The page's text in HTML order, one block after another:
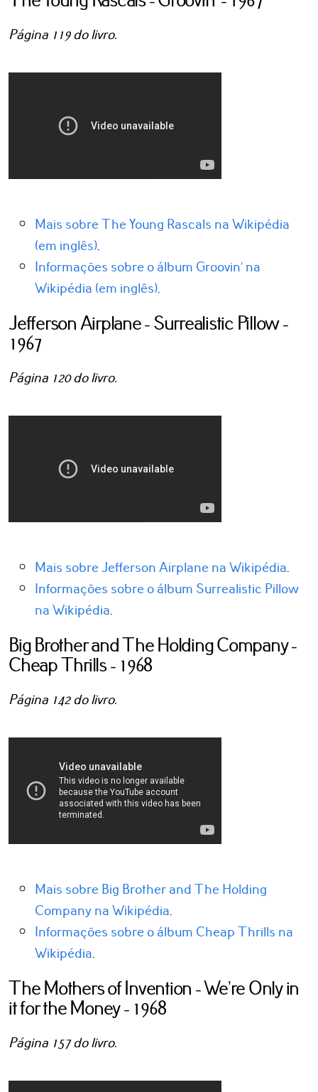
Página 119 do livro.
Mais sobre The Young Rascals na Wikipédia
(em inglês)
Informações sobre o álbum Groovin’ na
Wikipédia (em inglês)
Jefferson Airplane - Surrealistic Pillow -
1967
Página 120 do livro.
Mais sobre Jefferson Airplane na Wikipédia
Informações sobre o álbum Surrealistic Pillow
na Wikipédia
Big Brother and The Holding Company -
Cheap Thrills - 1968
Página 142 do livro.
Mais sobre Big Brother and The Holding
Company na Wikipédia
Informações sobre o álbum Cheap Thrills na
Wikipédia
The Mothers of Invention - We’re Only in
it for the Money - 1968
Página 157 do livro.